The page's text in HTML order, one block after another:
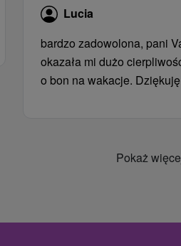
Lucia
bardzo zadowolona, ​​pani
okazała mi dużo
o bon na wakacje.
Pokaż